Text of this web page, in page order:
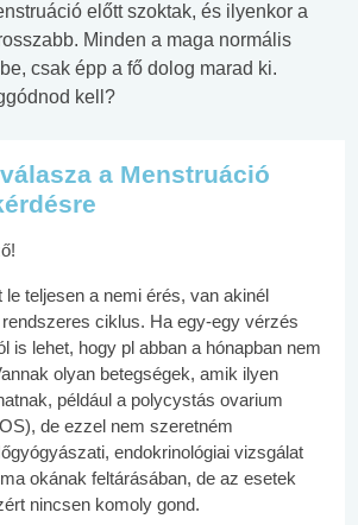
előtt szoktak, és ilyenkor a
Minden a maga normális
csak épp a fő dolog marad ki.
kell?
a Menstruáció
le teljesen a nemi érés, van akinél
ciklus. Ha egy-egy vérzés
is lehet, hogy pl abban a hónapban nem
olyan betegségek, amik ilyen
például a polycystás ovarium
de ezzel nem szeretném
endokrinológiai vizsgálat
okának feltárásában, de az esetek
nincsen komoly gond.